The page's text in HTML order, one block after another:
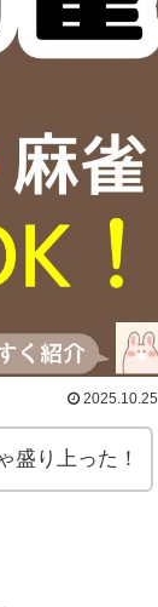
2025.10.25
盛り上った！